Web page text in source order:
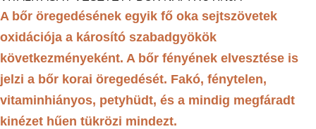
A bőr öregedésének egyik fő oka sejtszövetek
oxidációja a károsító szabadgyökök
következményeként. A bőr fényének elvesztése is
jelzi a bőr korai öregedését. Fakó, fénytelen,
vitaminhiányos, petyhüdt, és a mindig megfáradt
kinézet hűen tükrözi mindezt.